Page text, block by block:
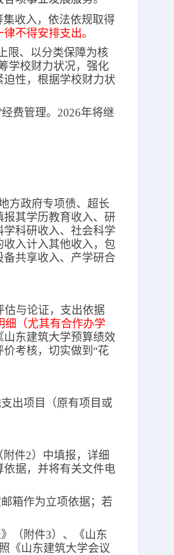
收入，依法依规取得
不得安排支出。
限、 以分类保障为核
学校财力状况，强化
性，根据学校财力状
费管理。 2026年将继
方政府专项债、超长
其学历教育收入、研
科研收入、社会科学
入计入其他收入，包
共享收入、产学研合
估与论证，支出依据
细（尤其有合作办学
山东建筑大学预算绩效
考核，切实做到“花
出项目（原有项目或
附件2）中填报，详细
据，并将有关文件电
箱作为立项依据；若
（附件3）、《山东
《山东建筑大学会议